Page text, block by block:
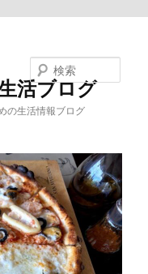
活ブログ
の生活情報ブログ